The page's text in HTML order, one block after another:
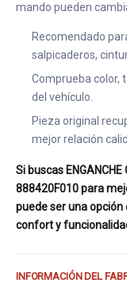
mando pueden
Recomendado
salpicaderos,
Comprueba color,
del vehículo.
Pieza original
mejor relación
Si buscas ENGANCHE
888420F010 para
puede ser una
confort y
INFORMACIÓN DEL